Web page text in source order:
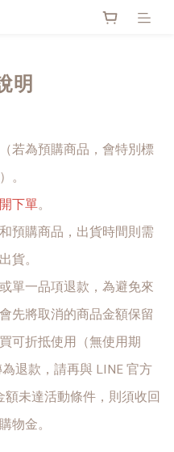
明
若為預購商品，會特別標
。
下單。
預購商品，出貨時間則需
貨。
單一品項退款，為避免來
先將取消的商品金額保留
可折抵使用（無使用期
退款，請再與 LINE 官方
未達活動條件，則須收回
物金。